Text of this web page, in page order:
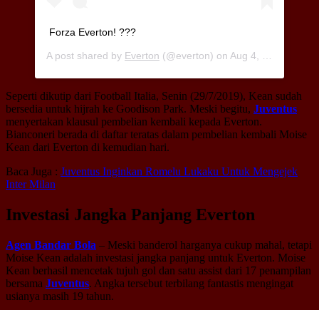
Forza Everton! ???
A post shared by Everton (@everton) on Aug 4, 2019 at 3:48am PDT
Seperti dikutip dari Football Italia, Senin (29/7/2019), Kean sudah
bersedia untuk hijrah ke Goodison Park. Meski begitu, Juventus
menyertakan klausul pembelian kembali kepada Everton.
Bianconeri berada di daftar teratas dalam pembelian kembali Moise
Kean dari Everton di kemudian hari.
Baca Juga : Juventus Inginkan Romelu Lukaku Untuk Mengejek
Inter Milan
Investasi Jangka Panjang Everton
Agen Bandar Bola – Meski banderol harganya cukup mahal, tetapi
Moise Kean adalah investasi jangka panjang untuk Everton. Moise
Kean berhasil mencetak tujuh gol dan satu assist dari 17 penampilan
bersama Juventus. Angka tersebut terbilang fantastis mengingat
usianya masih 19 tahun.